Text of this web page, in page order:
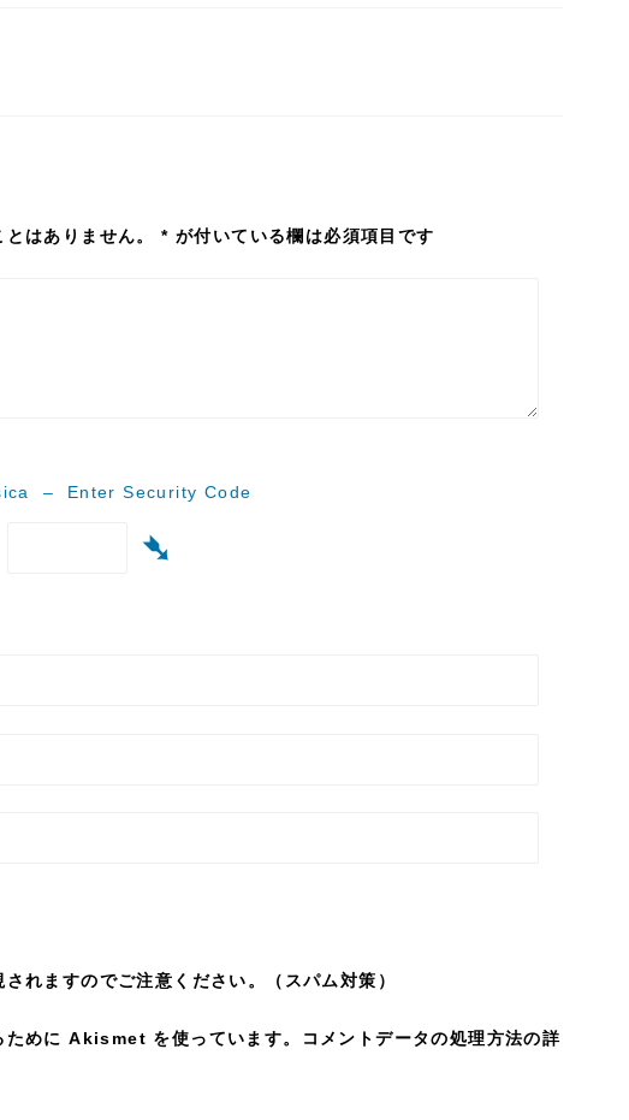
はありません。 * が付いている欄は必須項目です
– Enter Security Code
➴
れますのでご注意ください。（スパム対策）
ために Akismet を使っています。
コメントデータの処理方法の詳